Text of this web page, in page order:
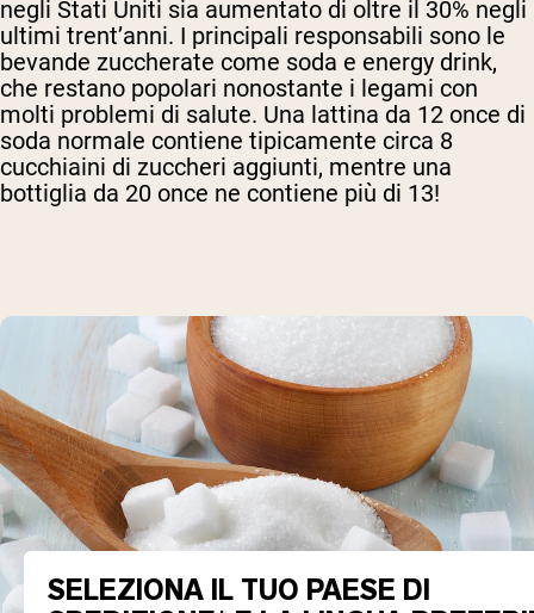
negli Stati Uniti sia aumentato di oltre il 30% negli
ultimi trent’anni. I principali responsabili sono le
bevande zuccherate come soda e energy drink,
che restano popolari nonostante i legami con
molti problemi di salute. Una lattina da 12 once di
soda normale contiene tipicamente circa 8
cucchiaini di zuccheri aggiunti, mentre una
bottiglia da 20 once ne contiene più di 13!
SELEZIONA IL TUO PAESE DI